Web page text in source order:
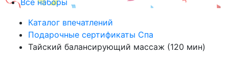
Все наборы
Каталог впечатлений
Подарочные сертификаты Спа
Тайский балансирующий массаж (120 мин)